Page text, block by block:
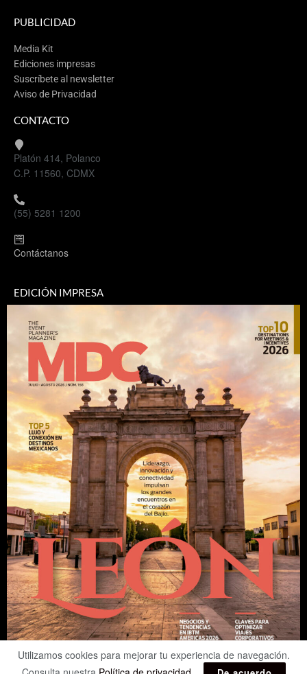
PUBLICIDAD
Media Kit
Ediciones impresas
Suscríbete al newsletter
Aviso de Privacidad
CONTACTO
Platón 414, Polanco
C.P. 11560, CDMX
(55) 5281 1200
Contáctanos
EDICIÓN IMPRESA
Utilizamos cookies para mejorar tu experiencia de navegación.